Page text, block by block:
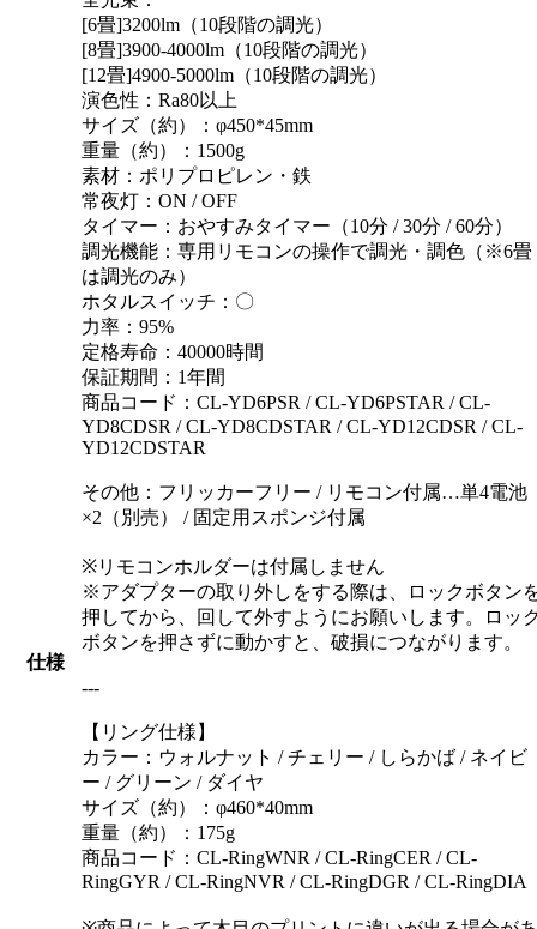
仕様
[6畳]3200lm（10段階の調光）
[8畳]3900-4000lm（10段階の調光）
[12畳]4900-5000lm（10段階の調光）
演色性：Ra80以上
サイズ（約）：φ450*45mm
重量（約）：1500g
素材：ポリプロピレン・鉄
常夜灯：ON / OFF
タイマー：おやすみタイマー（10分 / 30分 / 60分）
調光機能：専用リモコンの操作で調光・調色（※6畳
は調光のみ）
ホタルスイッチ：〇
力率：95%
定格寿命：40000時間
保証期間：1年間
商品コード：CL-YD6PSR / CL-YD6PSTAR / CL-
YD8CDSR / CL-YD8CDSTAR / CL-YD12CDSR / CL-
YD12CDSTAR
その他：フリッカーフリー / リモコン付属…単4電池
×2（別売） / 固定用スポンジ付属
※リモコンホルダーは付属しません
※アダプターの取り外しをする際は、ロックボタン
押してから、回して外すようにお願いします。ロッ
ボタンを押さずに動かすと、破損につながります。
---
【リング仕様】
カラー：ウォルナット / チェリー / しらかば / ネイビ
ー / グリーン / ダイヤ
サイズ（約）：φ460*40mm
重量（約）：175g
商品コード：CL-RingWNR / CL-RingCER / CL-
RingGYR / CL-RingNVR / CL-RingDGR / CL-RingDIA